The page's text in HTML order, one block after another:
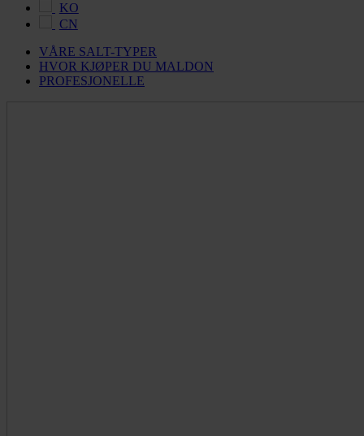
KO
CN
VÅRE SALT-TYPER
HVOR KJØPER DU MALDON
PROFESJONELLE